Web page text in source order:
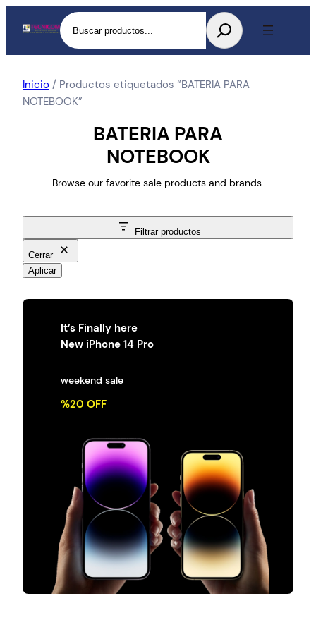
Buscar
Inicio / Productos etiquetados “BATERIA PARA
NOTEBOOK”
BATERIA PARA
NOTEBOOK
Browse our favorite sale products and brands.
Filtrar productos
Cerrar
Aplicar
It’s Finally here
New iPhone 14 Pro
weekend sale
%20 OFF